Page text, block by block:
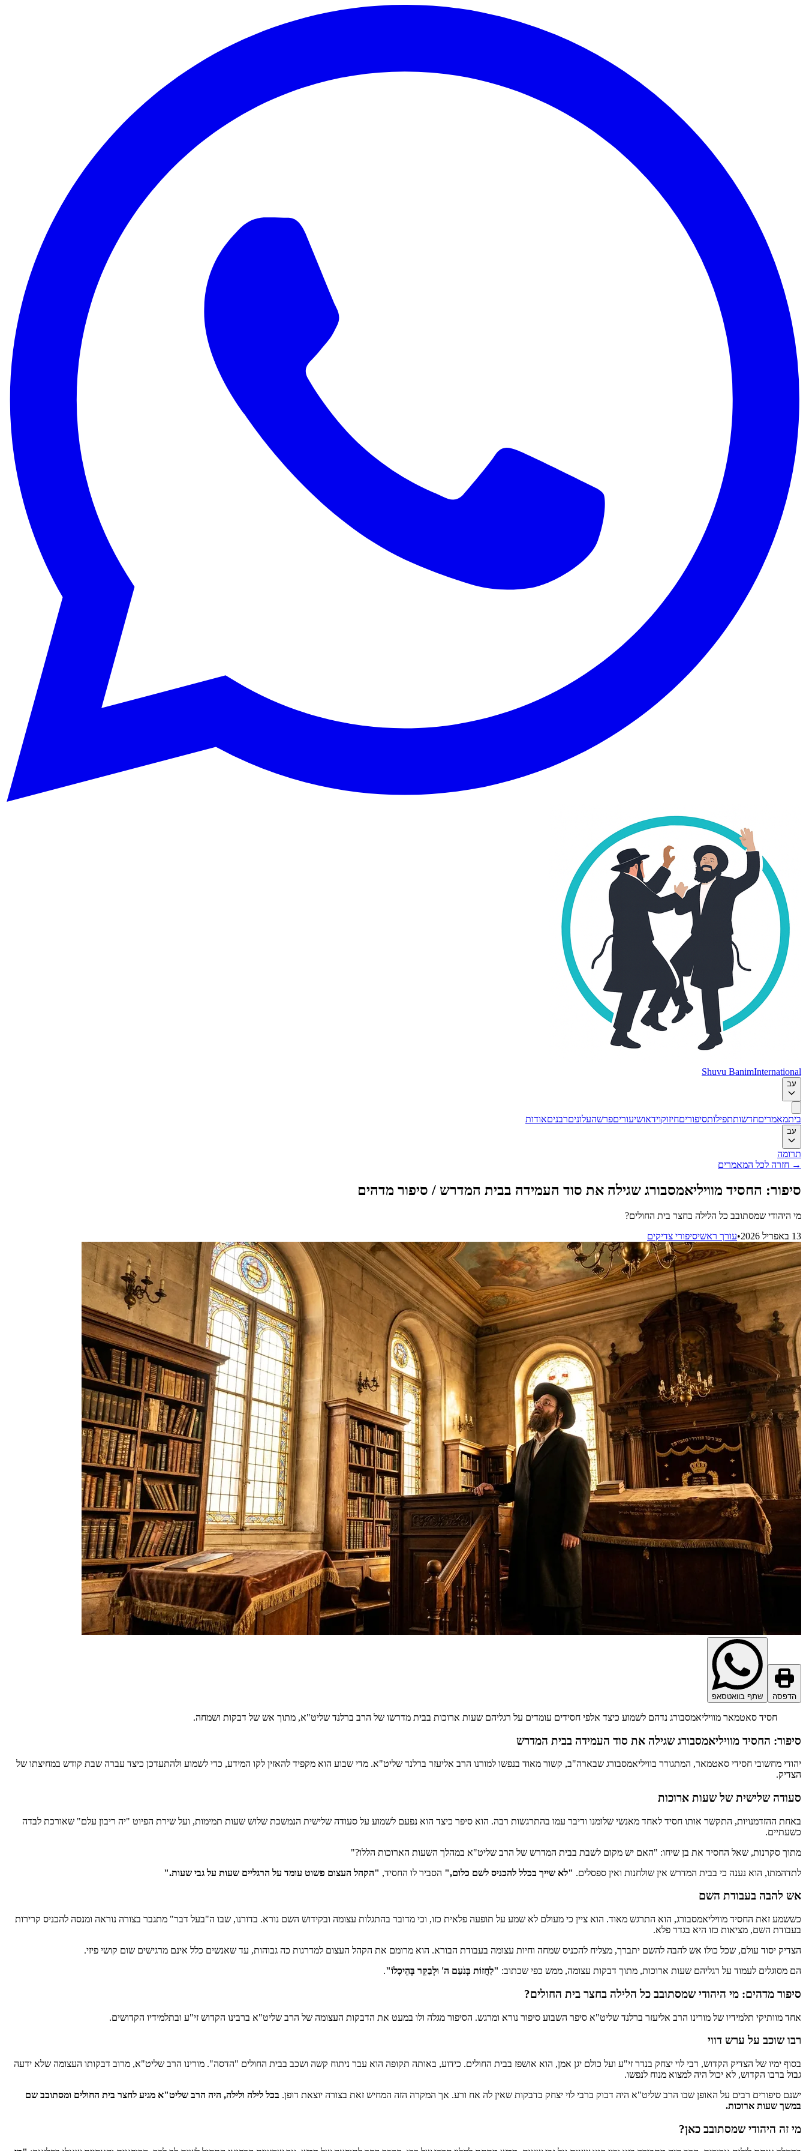
Shuvu BanimInternational
עב
ביתמאמריםחדשותתפילותסיפוריםחיזוקוידאושיעוריםפרשהעלוניםרבניםאודות
עב
תרומה
→ חזרה לכל המאמרים
סיפור: החסיד מוויליאמסבורג שגילה את סוד העמידה בבית המדרש / סיפור מדהים
מי היהודי שמסתובב כל הלילה בחצר בית החולים?
13 באפריל 2026
•עורך ראשיסיפורי צדיקים
הדפסה שתף בוואטסאפ
חסיד סאטמאר מוויליאמסבורג נדהם לשמוע כיצד אלפי חסידים עומדים על רגליהם שעות ארוכות בבית מדרשו של הרב ברלנד שליט"א, מתוך אש של דבקות ושמחה.
סיפור: החסיד מוויליאמסבורג שגילה את סוד העמידה בבית המדרש
יהודי מחשובי חסידי סאטמאר, המתגורר בוויליאמסבורג שבארה"ב, קשור מאוד בנפשו למורנו הרב אליעזר ברלנד שליט"א. מדי שבוע הוא מקפיד להאזין לקו המידע, כדי לשמוע ולהתעדכן כיצד עברה שבת קודש במחיצתו של
הצדיק.
סעודה שלישית של שעות ארוכות
באחת ההזדמנויות, התקשר אותו חסיד לאחד מאנשי שלומנו ודיבר עמו בהתרגשות רבה. הוא סיפר כיצד הוא נפעם לשמוע על סעודה שלישית הנמשכת שלוש שעות תמימות, ועל שירת הפיוט "יה ריבון עלם" שאורכת לבדה
כשעתיים.
מתוך סקרנות, שאל החסיד את בן שיחו: "האם יש מקום לשבת בבית המדרש של הרב שליט"א במהלך השעות הארוכות הללו?"
לתדהמתו, הוא נענה כי בבית המדרש אין שולחנות ואין ספסלים. "לא שייך בכלל להכניס לשם כלום," הסביר לו החסיד, "הקהל העצום פשוט עומד על הרגליים שעות על גבי שעות."
אש להבה בעבודת השם
כששמע זאת החסיד מוויליאמסבורג, הוא התרגש מאוד. הוא ציין כי מעולם לא שמע על תופעה פלאית כזו, וכי מדובר בהתגלות עצומה ובקידוש השם נורא. בדורנו, שבו ה"בעל דבר" מתגבר בצורה נוראה ומנסה להכניס קרירות
בעבודת השם, מציאות כזו היא בגדר פלא.
הצדיק יסוד עולם, שכל כולו אש להבה להשם יתברך, מצליח להכניס שמחה וחיות עצומה בעבודת הבורא. הוא מרומם את הקהל העצום למדרגות כה גבוהות, עד שאנשים כלל אינם מרגישים שום קושי פיזי.
הם מסוגלים לעמוד על רגליהם שעות ארוכות, מתוך דבקות עצומה, ממש כפי שכתוב: "לַחֲזוֹת בְּנֹעַם ה' וּלְבַקֵּר בְּהֵיכָלוֹ".
סיפור מדהים: מי היהודי שמסתובב כל הלילה בחצר בית החולים?
אחד מוותיקי תלמידיו של מורינו הרב אליעזר ברלנד שליט"א סיפר השבוע סיפור נורא ומרגש. הסיפור מגלה ולו במעט את הדבקות העצומה של הרב שליט"א ברבינו הקדוש זי"ע ובתלמידיו הקדושים.
רבו שוכב על ערש דווי
בסוף ימיו של הצדיק הקדוש, רבי לוי יצחק בנדר זי"ע ועל כולם יגן אמן, הוא אושפז בבית החולים. כידוע, באותה תקופה הוא עבר ניתוח קשה ושכב בבית החולים "הדסה". מורינו הרב שליט"א, מרוב דבקותו העצומה שלא ידעה
גבול ברבו הקדוש, לא יכול היה למצוא מנוח לנפשו.
ישנם סיפורים רבים על האופן שבו הרב שליט"א היה דבוק ברבי לוי יצחק בדבקות שאין לה אח ורע. אך המקרה הזה המחיש זאת בצורה יוצאת דופן. בכל לילה ולילה, היה הרב שליט"א מגיע לחצר בית החולים ומסתובב שם
במשך שעות ארוכות.
מי זה היהודי שמסתובב כאן?